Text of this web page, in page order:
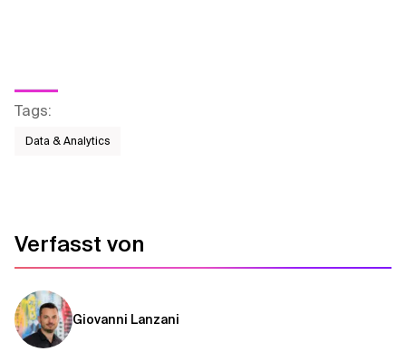
Tags:
Data & Analytics
Verfasst von
Giovanni Lanzani